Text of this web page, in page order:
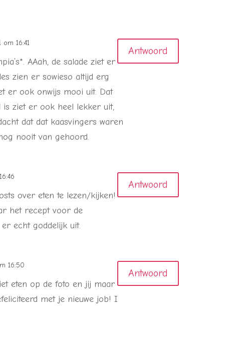
om 16:41
AAah, de salade ziet er
zien er sowieso altijd erg
er ook onwijs mooi uit. Dat
is ziet er ook heel lekker uit,
dat dat kaasvingers waren
nooit van gehoord.
Antwoord
over eten te lezen/kijken!
het recept voor de
er echt goddelijk uit.
Antwoord
16:50
eten op de foto en jij maar
met je nieuwe job! I
Antwoord